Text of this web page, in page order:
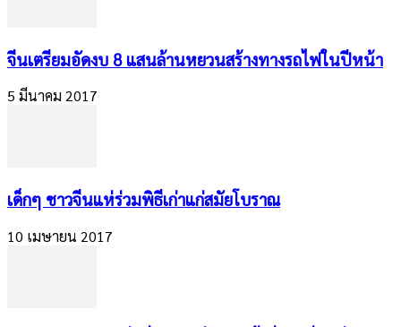
​จีนเตรียมอัดงบ 8 แสนล้านหยวนสร้างทางรถไฟในปีหน้า
5 มีนาคม 2017
เด็กๆ ชาวจีนแห่ร่วมพิธีเก่าแก่สมัยโบราณ
10 เมษายน 2017